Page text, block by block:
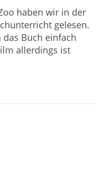
haben wir in der
gelesen.
Buch einfach
allerdings ist